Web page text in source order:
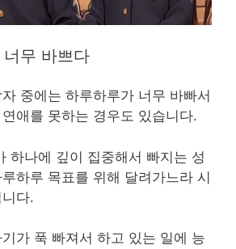
무 바쁘다
중에는 하루하루가 너무 바빠서
애를 못하는 경우도 있습니다.
하나에 깊이 집중해서 빠지는 성
하루 목표를 위해 달려가느라 시
다.
가 푹 빠져서 하고 있는 일에 능